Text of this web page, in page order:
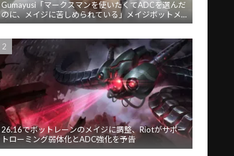
Gumayusi「マークスマンを使いたくてADCを選んだ
のに、メイジに苦しめられている」メイジボットメ
タに苦言
26.16でボットレーンのメイジに調整、Riotがサポー
トローミング弱体化とADC強化を予告